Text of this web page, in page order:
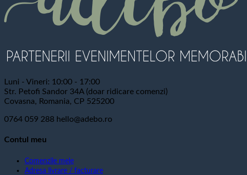
Luni - Vineri: 10:00 - 17:00
Str. Petofi Sandor 34A (doar ridicare comenzi)
Covasna, Romania, CP 525200
0764 059 288 hello@adebo.ro
Contul meu
Comenzile mele
Adresa livrare / facturare